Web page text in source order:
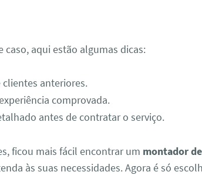
caso, aqui estão algumas dicas:
clientes anteriores.
comprovada.
antes de contratar o serviço.
ficou mais fácil encontrar um montador
às suas necessidades. Agora é só